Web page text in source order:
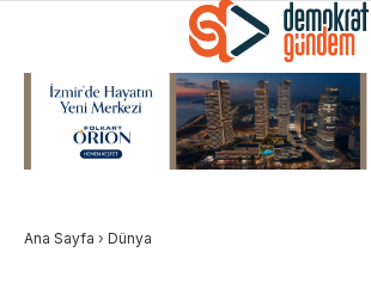
Ana Sayfa › Dünya